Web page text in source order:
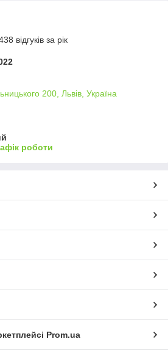
відгуків за рік
200, Львів, Україна
роботи
Prom.ua